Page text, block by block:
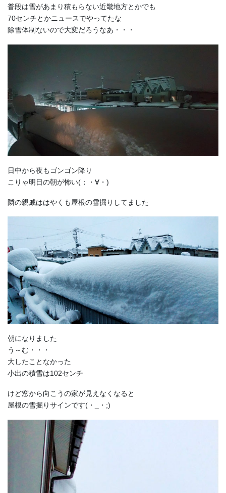
普段は雪があまり積もらない近畿地方とかでも
70センチとかニュースでやってたな
除雪体制ないので大変だろうなあ・・・
日中から夜もゴンゴン降り
こりゃ明日の朝が怖い(；・∀・)
隣の親戚ははやくも屋根の雪掘りしてました
朝になりました
う～む・・・
大したことなかった
小出の積雪は102センチ
けど窓から向こうの家が見えなくなると
屋根の雪掘りサインです(・_・;)